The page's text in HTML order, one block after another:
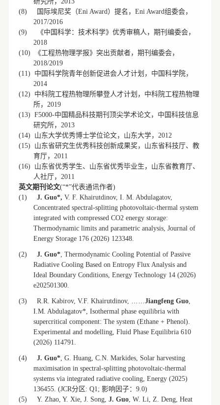
(8)
国际埃尼奖（Eni Award ）提名， Eni Award组委会，
2017/2016
(9)
《中国科学：技术科学》优秀审稿人，期刊编委会，
2018
(10)
《工程热物理学报》突出贡献者，期刊编委会，
2018/2019
(11)
中国科学院青年创新促进会人才计划，中国科学院，
2014
(12)
中科院工程热物理所攀登人才计划，中科院工程热物理
所， 2019
(13) F5000-中国精品科技期刊顶尖学术论文，中国科技信息
研究所， 2013
(14)
山东大学优秀博士学位论文，山东大学， 2012
(15)
山东省研究生优秀科技创新成果奖，山东省科技厅、教
育厅， 2011
(16)
山东省优秀学生、山东省优秀毕业生，山东省教育厅、
人社厅， 2011
英文期刊论文(“*”代表通讯作者)
(1)
J. Guo*, V. F. Khairutdinov, I. M. Abdulagatov,
Concentrated spectral-splitting photovoltaic-thermal system
integrated with compressed CO2 energy storage:
Thermodynamic limits and parametric analysis, Journal of
Energy Storage 176 (2026) 123348.
(2) J. Guo* , Thermodynamic Cooling Potential of Passive
Radiative Cooling Based on Entropy Flux Analysis and
Ideal Boundary Conditions, Energy Technology 14 (2026)
e202501300.
(3) R.R. Kabirov, V.F. Khairutdinov, Jiangfeng Guo
I.M. Abdulagatov*, Isothermal phase equilibria with
supercritical component: The system (Ethane + Phenol).
Experimental and modelling, Fluid Phase Equilibria 610
(2026) 114791.
(4) J. Guo* , G. Huang, C.N. Markides, Solar harvesting
maximisation in spectral-splitting photovoltaic-thermal
systems via integrated radiative cooling, Energy (2025)
136455. (JCR分区: Q1; 影响因子： 9.0)
(5)
Y. Zhao, Y. Xie, J. Song, J. Guo , W. Li, Z. Deng, Heat